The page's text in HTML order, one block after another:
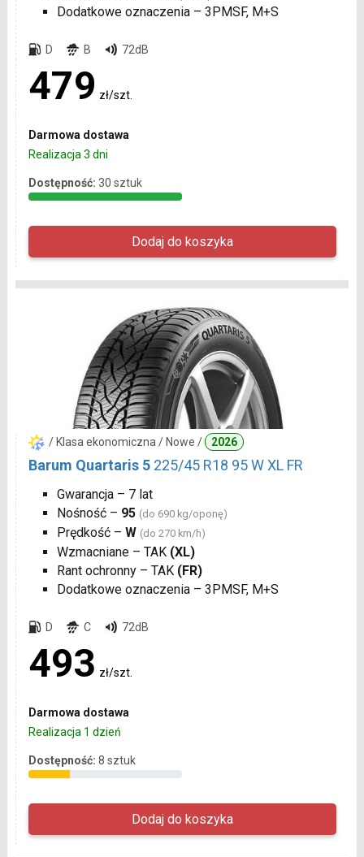
Dodatkowe oznaczenia – 3PMSF, M+S
D B 72dB
479 zł/szt.
Darmowa dostawa
Realizacja 3 dni
Dostępność: 30 sztuk
/ Klasa ekonomiczna / Nowe / 2026
Barum Quartaris 5 225/45 R18 95 W XL FR
Gwarancja – 7 lat
Nośność – 95 (do 690 kg/oponę)
Prędkość – W (do 270 km/h)
Wzmacniane – TAK (XL)
Rant ochronny – TAK (FR)
Dodatkowe oznaczenia – 3PMSF, M+S
D C 72dB
493 zł/szt.
Darmowa dostawa
Realizacja 1 dzień
Dostępność: 8 sztuk